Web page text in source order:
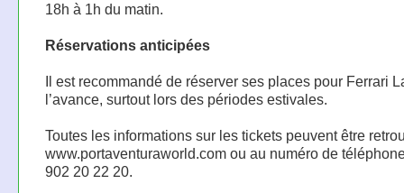
18h à 1h du matin.
Réservations anticipées
Il est recommandé de réserver ses places pour Ferrari
l’avance, surtout lors des périodes estivales.
Toutes les informations sur les tickets peuvent être
www.portaventuraworld.com ou au numéro de
902 20 22 20.